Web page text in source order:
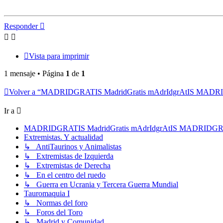
Responder
Vista para imprimir
1 mensaje • Página 1 de 1
Volver a “MADRIDGRATIS MadridGratis mAdrIdgrAtIS
Ir a
MADRIDGRATIS MadridGratis mAdrIdgrAtIS
Extremistas. Y actualidad
↳ AntiTaurinos y Animalistas
↳ Extremistas de Izquierda
↳ Extremistas de Derecha
↳ En el centro del ruedo
↳ Guerra en Ucrania y Tercera Guerra Mundial
Tauromaquia I
↳ Normas del foro
↳ Foros del Toro